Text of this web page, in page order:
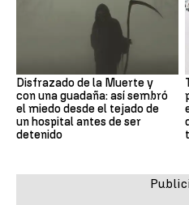
Disfrazado de la Muerte y
con una guadaña: así sembró
el miedo desde el tejado de
un hospital antes de ser
detenido